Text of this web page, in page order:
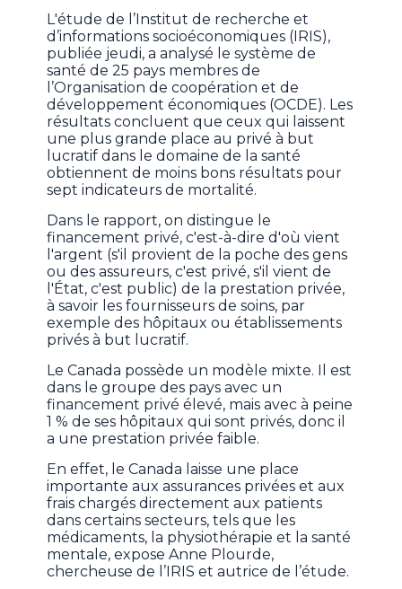
L'étude de l’Institut de recherche et
d’informations socioéconomiques (IRIS),
publiée jeudi, a analysé le système de
santé de 25 pays membres de
l’Organisation de coopération et de
développement économiques (OCDE). Les
résultats concluent que ceux qui laissent
une plus grande place au privé à but
lucratif dans le domaine de la santé
obtiennent de moins bons résultats pour
sept indicateurs de mortalité.
Dans le rapport, on distingue le
financement privé, c'est-à-dire d'où vient
l'argent (s'il provient de la poche des gens
ou des assureurs, c'est privé, s'il vient de
l'État, c'est public) de la prestation privée,
à savoir les fournisseurs de soins, par
exemple des hôpitaux ou établissements
privés à but lucratif.
Le Canada possède un modèle mixte. Il est
dans le groupe des pays avec un
financement privé élevé, mais avec à peine
1 % de ses hôpitaux qui sont privés, donc il
a une prestation privée faible.
En effet, le Canada laisse une place
importante aux assurances privées et aux
frais chargés directement aux patients
dans certains secteurs, tels que les
médicaments, la physiothérapie et la santé
mentale, expose Anne Plourde,
chercheuse de l’IRIS et autrice de l’étude.